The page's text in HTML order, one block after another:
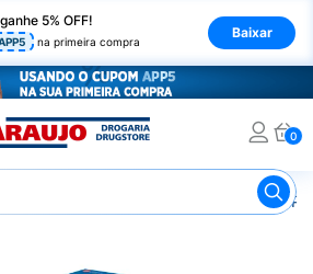
5% OFF!
na primeira compra
Baixar
0
Estar Monitores e Medidores de